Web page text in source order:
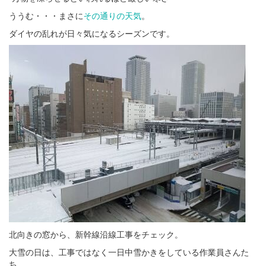
ううむ・・・まさにその通りの天気。
ダイヤの乱れが日々気になるシーズンです。
北向きの窓から、新幹線沿線工事をチェック。
大雪の日は、工事ではなく一日中雪かきをしている作業員さんた
ち。